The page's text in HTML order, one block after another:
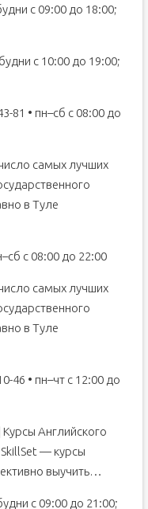
с 09:00 до 18:00;
с 10:00 до 19:00;
81 • пн–сб с 08:00 до
самых лучших
в Туле
с 08:00 до 22:00
самых лучших
в Туле
46 • пн–чт с 12:00 до
Английского
— курсы
выучить…
с 09:00 до 21:00;